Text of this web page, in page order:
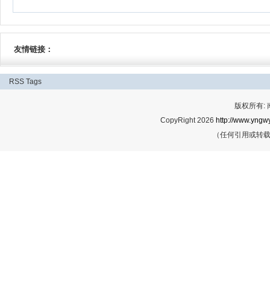
友情链接：
RSS Tags
版权所有:
CopyRight 2026 http://
（任何引用或转